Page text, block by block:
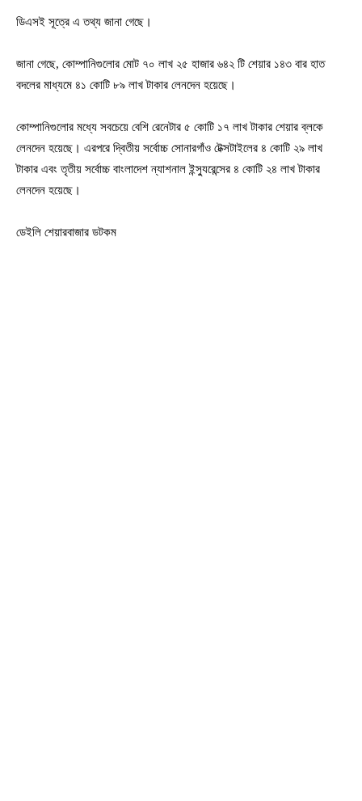
ডিএসই সূত্রে এ তথ্য জানা গেছে।
জানা গেছে, কোম্পানিগুলোর মোট ৭০ লাখ ২৫ হাজার ৬৪২ টি শেয়ার ১৪৩ বার হাত
বদলের মাধ্যমে ৪১ কোটি ৮৯ লাখ টাকার লেনদেন হয়েছে।
কোম্পানিগুলোর মধ্যে সবচেয়ে বেশি রেনেটার ৫ কোটি ১৭ লাখ টাকার শেয়ার ব্লকে
লেনদেন হয়েছে। এরপরে দ্বিতীয় সর্বোচ্চ সোনারগাঁও টেক্সটাইলের ৪ কোটি ২৯ লাখ
টাকার এবং তৃতীয় সর্বোচ্চ বাংলাদেশ ন্যাশনাল ইন্স্যুরেন্সের ৪ কোটি ২৪ লাখ টাকার
লেনদেন হয়েছে।
ডেইলি শেয়ারবাজার ডটকম